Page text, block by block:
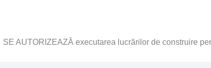
SE AUTORIZEAZĂ executarea lucrărilor de construire